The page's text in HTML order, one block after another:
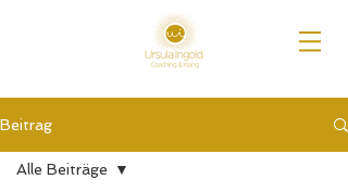
Beitrag
Alle Beiträge